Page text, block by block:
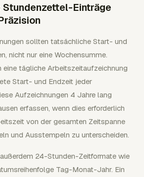
Stundenzettel-Einträge
sollten tatsächliche Start- und
nicht nur eine Wochensumme.
eine tägliche Arbeitszeitaufzeichnung
Start- und Endzeit jeder
Aufzeichnungen 4 Jahre lang
erfassen, wenn dies erforderlich
von der gesamten Zeitspanne
und Ausstempeln zu unterscheiden.
24-Stunden-Zeitformate wie
Tag-Monat-Jahr. Ein